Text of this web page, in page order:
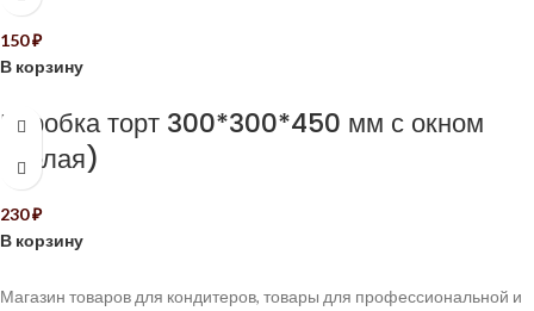
150₽
В корзину
Коробка торт 300*300*450 мм с окном
(белая)
230₽
В корзину
Магазин товаров для кондитеров, товары для профессиональной и